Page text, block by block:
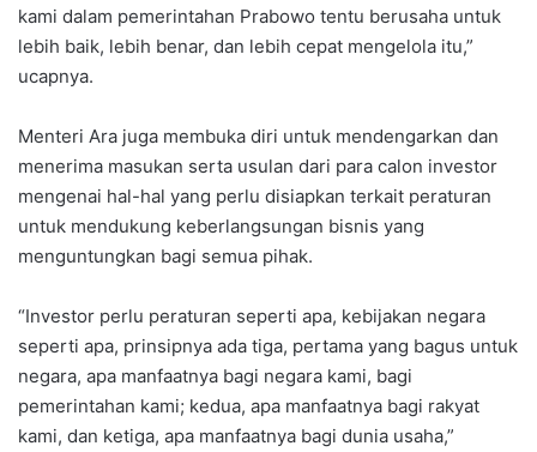
kami dalam pemerintahan Prabowo tentu berusaha untuk
lebih baik, lebih benar, dan lebih cepat mengelola itu,”
ucapnya.
Menteri Ara juga membuka diri untuk mendengarkan dan
menerima masukan serta usulan dari para calon investor
mengenai hal-hal yang perlu disiapkan terkait peraturan
untuk mendukung keberlangsungan bisnis yang
menguntungkan bagi semua pihak.
“Investor perlu peraturan seperti apa, kebijakan negara
seperti apa, prinsipnya ada tiga, pertama yang bagus untuk
negara, apa manfaatnya bagi negara kami, bagi
pemerintahan kami; kedua, apa manfaatnya bagi rakyat
kami, dan ketiga, apa manfaatnya bagi dunia usaha,”